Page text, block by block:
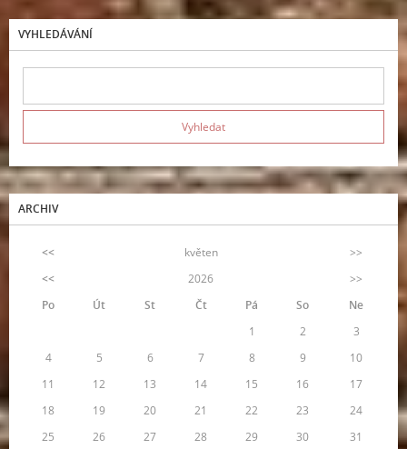
VYHLEDÁVÁNÍ
ARCHIV
<< květen
>>
<<
2026
>>
Po
Út St Čt Pá So
Ne
1
2
3
4
5 6 7 8 9
10
11
12 13 14 15 16
17
18
19 20 21 22 23
24
25
26 27 28 29 30 31